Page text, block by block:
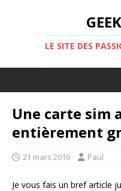
LE SITE DES
Une carte sim
entièrement
21 mars 2016 Paul
Je vous fais un bref article